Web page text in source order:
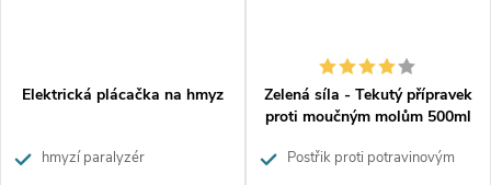
Elektrická plácačka na hmyz
hmyzí paralyzér
Zelená síla - Tekutý přípravek
proti moučným molům 500ml
Postřik proti potravinovým